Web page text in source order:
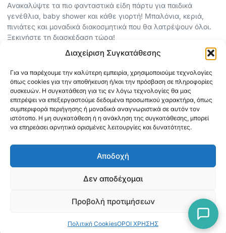
Διαχείριση Συγκατάθεσης
Για να παρέχουμε την καλύτερη εμπειρία, χρησιμοποιούμε τεχνολογίες
όπως cookies για την αποθήκευση ή/και την πρόσβαση σε πληροφορίες
συσκευών. Η συγκατάθεση για τις εν λόγω τεχνολογίες θα μας
επιτρέψει να επεξεργαστούμε δεδομένα προσωπικού χαρακτήρα, όπως
συμπεριφορά περιήγησης ή μοναδικά αναγνωριστικά σε αυτόν τον
ιστότοπο. Η μη συγκατάθεση ή η ανάκληση της συγκατάθεσης, μπορεί
να επηρεάσει αρνητικά ορισμένες λειτουργίες και δυνατότητες.
Αποδοχή
Δεν αποδέχομαι
Προβολή προτιμήσεων
Πολιτική CookiesΟΡΟΙ ΧΡΗΣΗΣ
Ανακαλύψτε τα πιο φανταστικά είδη πάρτυ για παιδικά
γενέθλια, baby shower και κάθε γιορτή! Μπαλόνια, κεριά,
πινιάτες και μοναδικά διακοσμητικά που θα λατρέψουν όλοι.
Ξεκινήστε τη διασκέδαση τώρα!
ΟΡΟΙ ΧΡΗΣΗΣ
ΠΟΛΙΤΙΚΗ ΑΠΟΡΡΗΤΟΥ
ABOUT
ΕΠΙΚΟΙΝΩΝΙΑ
Copyright © 2026 Mediaspot.gr Κατασκευή ιστοσελίδων